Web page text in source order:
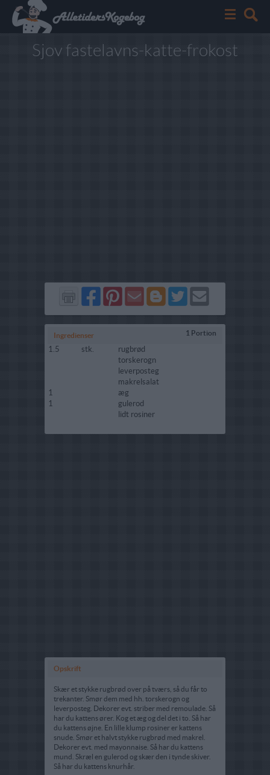
Sjov fastelavns-katte-frokost
Del
på
Facebook
Del
på
Pinterest
Send
via
GMail
Del
på
Blogger
Del
på
Twitter
Send
Ingredienser 1 Portion
1.5 stk.
rugbrød
torskerogn
leverposteg
makrelsalat
1
æg
1
gulerod
lidt rosiner
Opskrift
Skær et stykke rugbrød over på tværs, så du får to
trekanter. Smør dem med hh. torskerogn og
leverposteg. Dekorer evt. striber med remoulade. Så
har du kattens ører. Kog et æg og del det i to. Så har
du kattens øjne. En lille klump rosiner er kattens
snude. Smør et halvt stykke rugbrød med makrel.
Dekorer evt. med mayonnaise. Så har du kattens
mund. Skræl en gulerod og skær den i tynde skiver.
Så har du kattens knurhår.